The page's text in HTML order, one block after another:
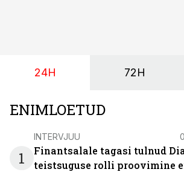
24H 72H
ENIMLOETUD
1
INTERVJUU
Finantsalale tagasi tulnud
teistsuguse rolli proovimine